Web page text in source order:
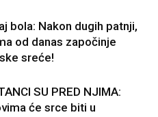
bola: Nakon dugih patnji,
od danas započinje
sreće!
SU PRED NJIMA:
će srce biti u